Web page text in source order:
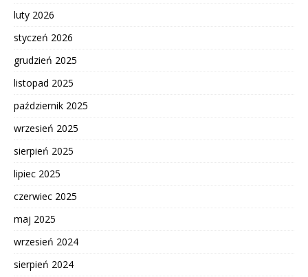
luty 2026
styczeń 2026
grudzień 2025
listopad 2025
październik 2025
wrzesień 2025
sierpień 2025
lipiec 2025
czerwiec 2025
maj 2025
wrzesień 2024
sierpień 2024